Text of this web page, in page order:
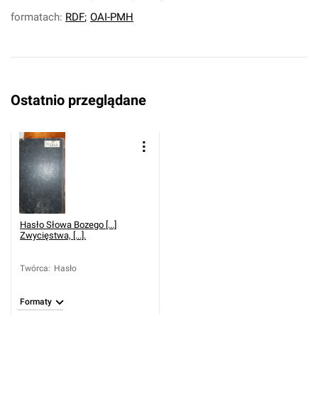
formatach: RDF; OAI-PMH
Ostatnio przeglądane
Hasło Słowa Bozego [...]
Zwycięstwa, [...].
Twórca: Hasło
Formaty